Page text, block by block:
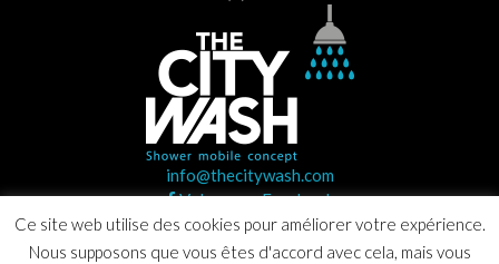
info@thecitywash.com
Volg on op Facebook
Ce site web utilise des cookies pour améliorer votre expérience.
Nous supposons que vous êtes d'accord avec cela, mais vous